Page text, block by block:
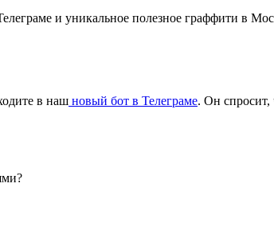
и уникальное полезное граффити в
в наш новый бот в Телеграме. Он спросит,